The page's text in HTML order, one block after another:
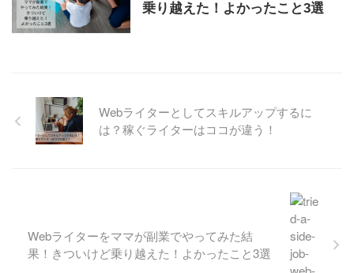
乗り越えた！よかったこと3選
Webライターとしてスキルアップするに
は？稼ぐライターはココが違う！
Webライターをママが副業でやってみた結
果！きついけど乗り越えた！よかったこと3選